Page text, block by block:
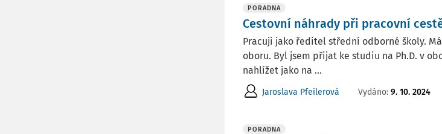
PORADNA
Cestovní náhrady při pracovní
Pracuji jako ředitel střední odborné školy.
oboru. Byl jsem přijat ke studiu na Ph.D. v
nahlížet jako na ...
Jaroslava Pfeilerová Vydáno: 9. 10. 2024
PORADNA